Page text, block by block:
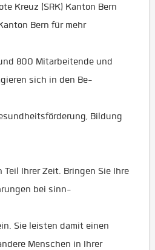
Kreuz (SRK) Kanton Bern
Bern für mehr
800 Mitarbeitende und
sich in den Be-
Bildung
Teil Ihrer Zeit. Bringen Sie Ihre
bei sinn-
Sie leisten damit einen
Menschen in Ihrer